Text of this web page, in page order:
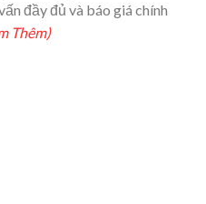
đầy đủ và báo giá chính
Thêm)